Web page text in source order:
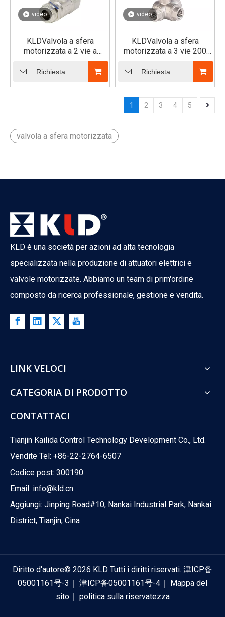
video
KLDValvola a sfera
motorizzata a 2 vie a
passaggio ridotto 30S/SJ
(maschio x femmina)
Richiesta
video
KLDValvola a sfera
motorizzata a 3 vie 200
(SS304/316/Ottone)
Richiesta
1 2 3 4 5
valvola a sfera motorizzata
KLD è una società per azioni ad alta tecnologia
specializzata nella produzione di attuatori elettrici e
valvole motorizzate. Abbiamo un team di prim'ordine
composto da ricerca professionale, gestione e vendita.
LINK VELOCI
CATEGORIA DI PRODOTTO
CONTATTACI
Tianjin Kailida Control Technology Development Co., Ltd.
Vendite Tel: +86-22-2764-6507
Codice post: 300190
Email: info@kld.cn
Aggiungi: Jinping Road#10, Nankai Industrial Park, Nankai
District, Tianjin, Cina
Diritto d'autore© 2026 KLD Tutti i diritti riservati. 津ICP备
05001161号-3 ｜ 津ICP备05001161号-4 ｜ Mappa del
sito｜ politica sulla riservatezza